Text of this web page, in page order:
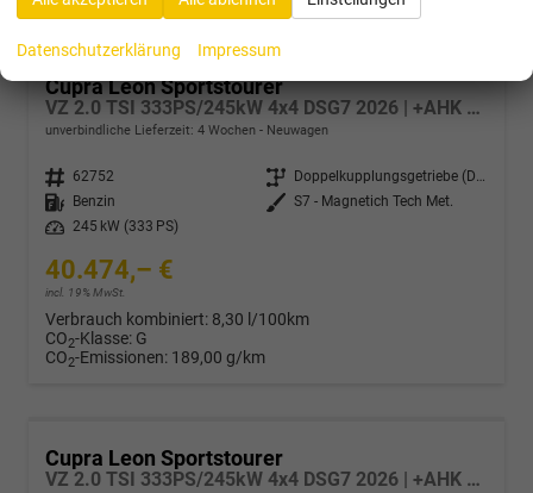
Cupra Leon Sportstourer
VZ 2.0 TSI 333PS/245kW 4x4 DSG7 2026 | +AHK +NAVI +Matrix +Immersive +5J Erw. Garantie
unverbindliche Lieferzeit: 4 Wochen Neuwagen
Fahrzeugnr. 62752 Getriebe
Doppelkupplungsgetriebe (DSG)
Kraftstoff
Benzin Außenfarbe S7 - Magnetich Tech Met.
Leistung
245 kW (333 PS)
40.474,– €
incl. 19% MwSt.
Verbrauch kombiniert: 8,30 l/100km
CO2-Klasse: G
CO2-Emissionen: 189,00 g/km
Cupra Leon Sportstourer
VZ 2.0 TSI 333PS/245kW 4x4 DSG7 2026 | +AHK +PANO +NAVI +Matrix +Immersive +5J Erw. Garantie
Datenschutzerklärung Impressum